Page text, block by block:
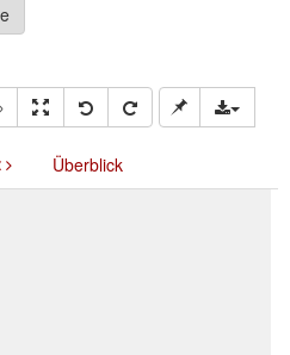
Überblick